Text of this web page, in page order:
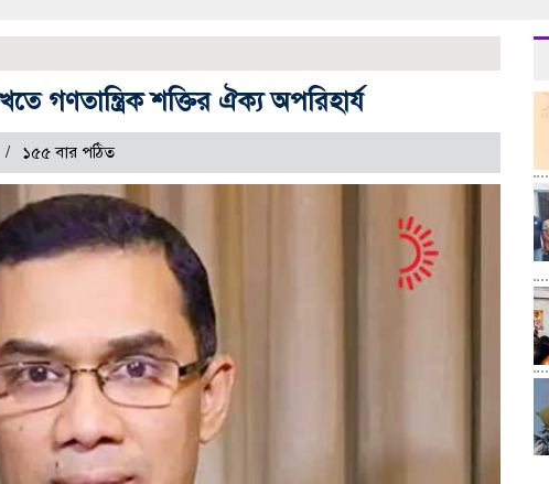
গণতান্ত্রিক শক্তির ঐক্য অপরিহার্য
১৫৫ বার পঠিত